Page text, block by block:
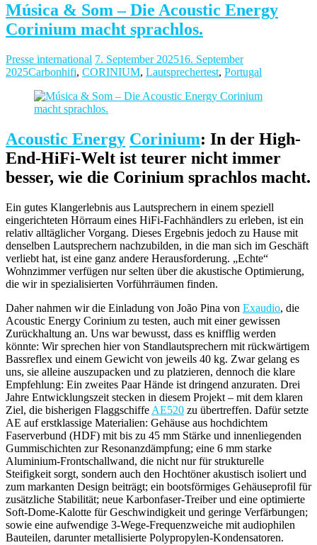
Música & Som – Die Acoustic Energy
Corinium macht sprachlos.
Presse international 7. September 202516. September
2025Carbonhifi, CORINIUM, Lautsprechertest, Portugal
Acoustic Energy Corinium: In der High-
End-HiFi-Welt ist teurer nicht immer
besser, wie die Corinium sprachlos macht.
Ein gutes Klangerlebnis aus Lautsprechern in einem speziell
eingerichteten Hörraum eines HiFi-Fachhändlers zu erleben, ist ein
relativ alltäglicher Vorgang. Dieses Ergebnis jedoch zu Hause mit
denselben Lautsprechern nachzubilden, in die man sich im Geschäft
verliebt hat, ist eine ganz andere Herausforderung. „Echte“
Wohnzimmer verfügen nur selten über die akustische Optimierung,
die wir in spezialisierten Vorführräumen finden.
Daher nahmen wir die Einladung von João Pina von Exaudio, die
Acoustic Energy Corinium zu testen, auch mit einer gewissen
Zurückhaltung an. Uns war bewusst, dass es knifflig werden
könnte: Wir sprechen hier von Standlautsprechern mit rückwärtigem
Bassreflex und einem Gewicht von jeweils 40 kg. Zwar gelang es
uns, sie alleine auszupacken und zu platzieren, dennoch die klare
Empfehlung: Ein zweites Paar Hände ist dringend anzuraten. Drei
Jahre Entwicklungszeit stecken in diesem Projekt – mit dem klaren
Ziel, die bisherigen Flaggschiffe AE520 zu übertreffen. Dafür setzte
AE auf erstklassige Materialien: Gehäuse aus hochdichtem
Faserverbund (HDF) mit bis zu 45 mm Stärke und innenliegenden
Gummischichten zur Resonanzdämpfung; eine 6 mm starke
Aluminium-Frontschallwand, die nicht nur für strukturelle
Steifigkeit sorgt, sondern auch den Hochtöner akustisch isoliert und
zum markanten Design beiträgt; ein bootsförmiges Gehäuseprofil für
zusätzliche Stabilität; neue Karbonfaser-Treiber und eine optimierte
Soft-Dome-Kalotte für Geschwindigkeit und geringe Verfärbungen;
sowie eine aufwendige 3-Wege-Frequenzweiche mit audiophilen
Bauteilen, darunter metallisierte Polypropylen-Kondensatoren.